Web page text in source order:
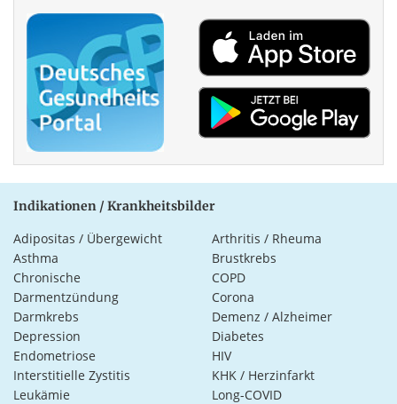
Indikationen / Krankheitsbilder
Adipositas / Übergewicht
Arthritis / Rheuma
Asthma
Brustkrebs
Chronische
Darmentzündung
COPD
Corona
Darmkrebs
Demenz / Alzheimer
Depression
Diabetes
Endometriose
HIV
Interstitielle Zystitis
KHK / Herzinfarkt
Leukämie
Long-COVID